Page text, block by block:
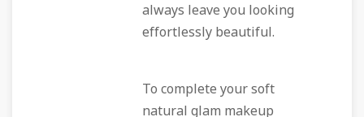
always leave you looking
effortlessly beautiful.
To complete your soft
natural glam makeup